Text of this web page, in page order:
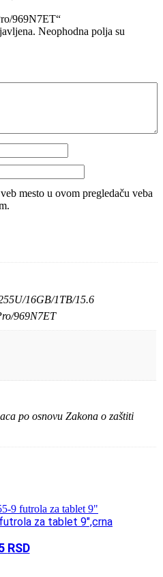
969N7ET“
Neophodna polja su
mesto u ovom pregledaču veba
16GB/1TB/15.6
969N7ET
po osnovu Zakona o zaštiti
za tablet 9″,crna
RSD